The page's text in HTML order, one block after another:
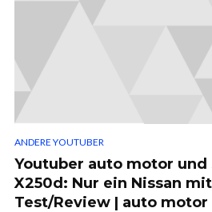
ANDERE YOUTUBER
Youtuber auto motor
X250d: Nur ein Nissan
Test/Review | auto